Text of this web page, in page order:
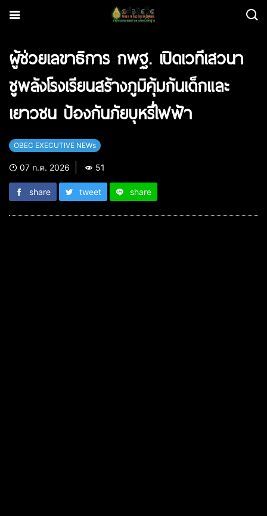
ผู้ช่วยเลขาธิการ กพฐ. เปิดเวทีเสวนา
ชูพลังโรงเรียนสร้างภูมิคุ้มกันเด็กและ
เยาวชน ป้องกันภัยบุหรี่ไฟฟ้า
OBEC EXECUTIVE NEWs
07 ก.ค. 2026 51
share tweet share